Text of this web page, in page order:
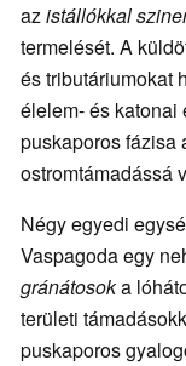
azistállókkal
termelését. A
és tributáriumokat
élelem- és katonai
puskaporos fázisa
ostromtámadássá
Négy egyedi
Vaspagoda egy
gránátosoka
területi
puskaporos